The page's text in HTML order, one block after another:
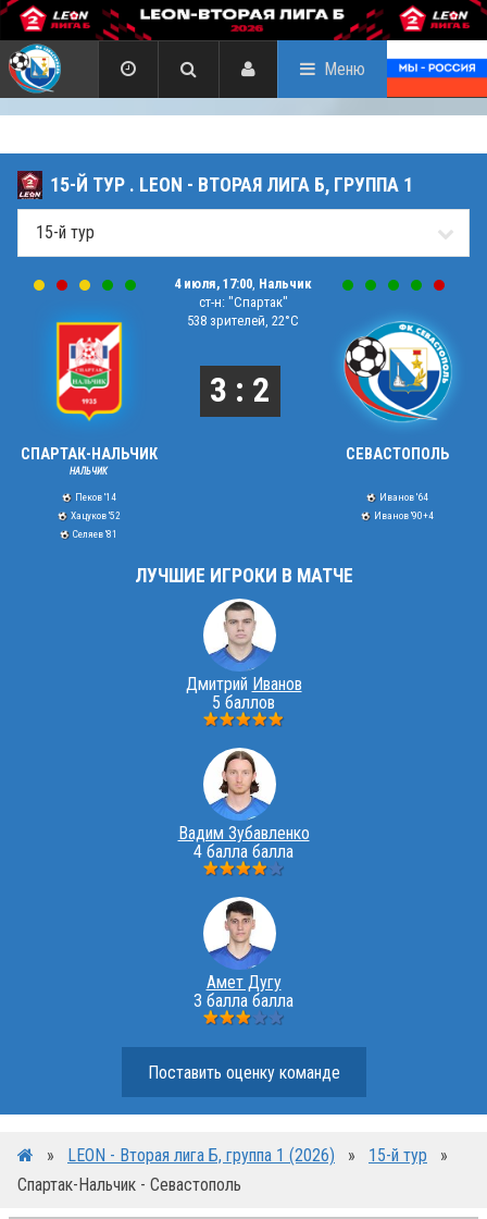
Меню
15-Й ТУР . LEON - ВТОРАЯ ЛИГА Б, ГРУППА 1
СПАРТАК-НАЛЬЧИК
НАЛЬЧИК
Пеков '14
Хацуков '52
Селяев '81
4 июля, 17:00 Нальчик
ст-н: "Спартак"
538 зрителей, 22°C
3 : 2
СЕВАСТОПОЛЬ
Иванов '64
Иванов '90+4
ЛУЧШИЕ ИГРОКИ В МАТЧЕ
Дмитрий Иванов
5 баллов
Вадим Зубавленко
4 балла балла
Амет Дугу
3 балла балла
Поставить оценку команде
» LEON - Вторая лига Б, группа 1 (2026) » 15-й тур
»
Спартак-Нальчик - Севастополь